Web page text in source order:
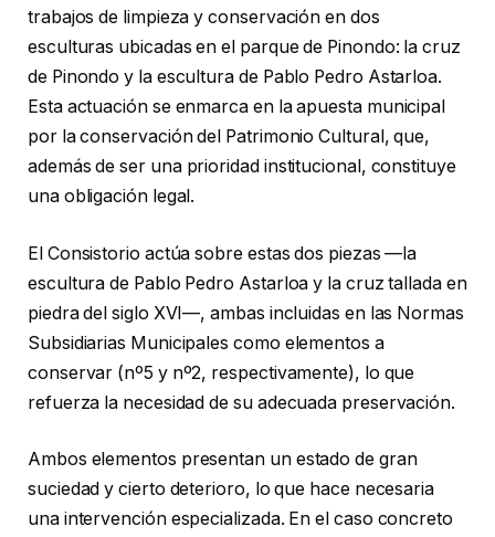
trabajos de limpieza y conservación en dos
esculturas ubicadas en el parque de Pinondo: la cruz
de Pinondo y la escultura de Pablo Pedro Astarloa.
Esta actuación se enmarca en la apuesta municipal
por la conservación del Patrimonio Cultural, que,
además de ser una prioridad institucional, constituye
una obligación legal.
El Consistorio actúa sobre estas dos piezas —la
escultura de Pablo Pedro Astarloa y la cruz tallada en
piedra del siglo XVI—, ambas incluidas en las Normas
Subsidiarias Municipales como elementos a
conservar (nº5 y nº2, respectivamente), lo que
refuerza la necesidad de su adecuada preservación.
Ambos elementos presentan un estado de gran
suciedad y cierto deterioro, lo que hace necesaria
una intervención especializada. En el caso concreto